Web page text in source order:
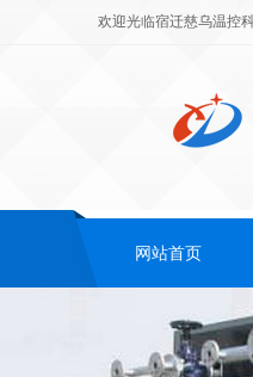
欢迎光临宿迁慈乌温控
网站首页